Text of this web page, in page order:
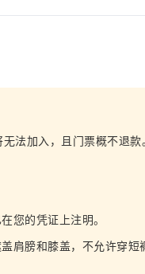
法加入，且门票概不退款
您的凭证上注明。
肩膀和膝盖，不允许穿短